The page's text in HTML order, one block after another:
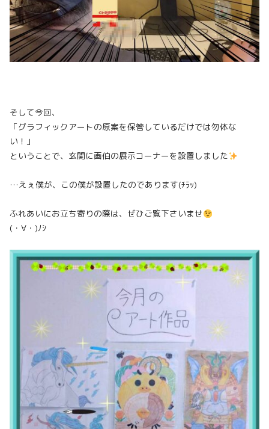
そして今回、
「グラフィックアートの原案を保管しているだけでは勿体な
い！」
ということで、玄関に画伯の展示コーナーを設置しました
…えぇ僕が、この僕が設置したのであります(ﾁﾗｯ)
ふれあいにお立ち寄りの際は、ぜひご覧下さいませ
(・∀・)ﾉｼ